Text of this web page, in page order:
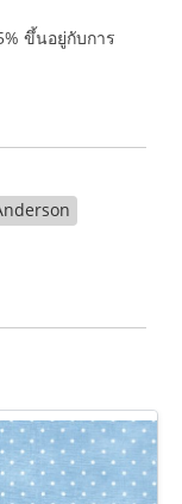
ขึ้นอยู่กับการ